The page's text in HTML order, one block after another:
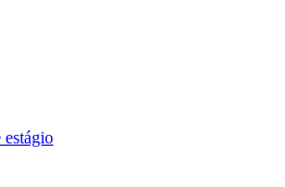
estágio